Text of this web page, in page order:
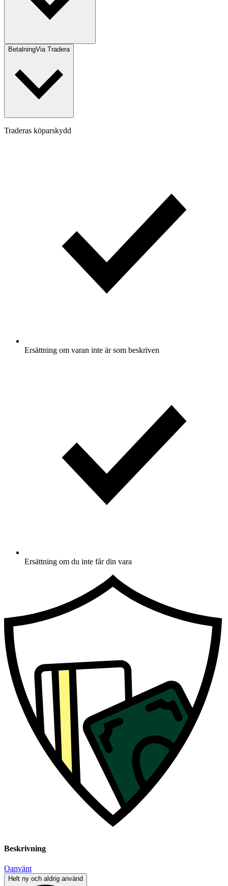
BetalningVia Tradera
Traderas köparskydd
Ersättning om varan inte är som beskriven
Ersättning om du inte får din vara
Beskrivning
Oanvänt
Helt ny och aldrig använd